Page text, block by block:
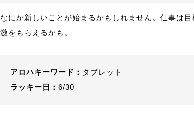
なにか新しいことが始まるかもしれません。仕事は
激をもらえるかも。
アロハキーワード： タブレット
ラッキー日： 6/30